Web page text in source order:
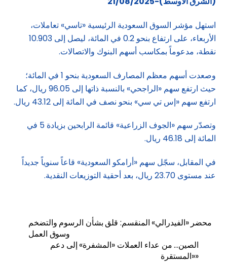
استهل مؤشر السوق السعودية الرئيسية «تاسي» تعاملات،
الأربعاء، على ارتفاع بنحو 0.2 في المائة، ليصل إلى 10.903
نقطة، مدعوماً بمكاسب أسهم البنوك والاتصالات.
وصعدت أسهم معظم المصارف السعودية بنحو 1 في المائة؛
حيث ارتفع سهم «الراجحي» بالنسبة ذاتها إلى 96.05 ريال، كما
ارتفع سهم «إس تي سي» بنحو نصف في المائة إلى 43.12 ريال.
وتصدّر سهم «الجوف الزراعية» قائمة الرابحين بزيادة 5 في
المائة إلى 46.18 ريال.
في المقابل، سجّل سهم «أرامكو السعودية» قاعاً سنوياً جديداً
عند مستوى 23.70 ريال، بعد أحقية التوزيعات النقدية.
محضر «الفيدرالي» المنقسم: قلق بشأن الرسوم والتضخم
وسوق العمل
الصين… من عداء العملات «المشفرة» إلى دعم
«المستقرة»